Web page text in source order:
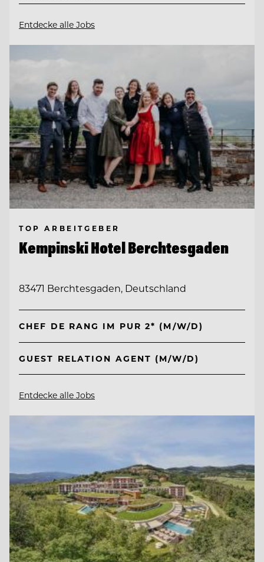
Entdecke alle Jobs
TOP ARBEITGEBER
Kempinski Hotel Berchtesgaden
83471 Berchtesgaden, Deutschland
CHEF DE RANG IM PUR 2* (M/W/D)
GUEST RELATION AGENT (M/W/D)
Entdecke alle Jobs